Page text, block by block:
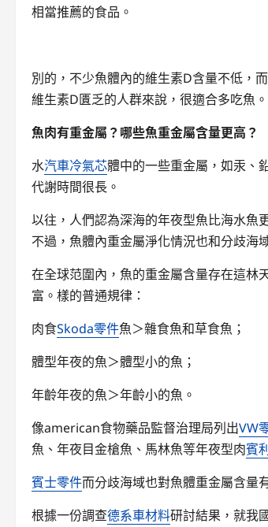
相當推薦的食品。
別的，不少魚體內的維生素D含量不低，
維生素D匱乏的人群來說，很適合多吃魚。
魚肉有重金屬？哪些魚重金屬含量更高？
水汽車冷氣芯體中的一些重金屬，如汞、
代謝時間很長。
以往，人們認為深海的年夜型魚比海水魚
不過，魚體內重金屬淨化情況也和分歧海
在全球范圍內，魚的重金屬含量存在這林
富。樣的普通規律：
肉食Skoda零件魚＞雜食魚和草食魚；
體型年夜的魚＞體型小的魚；
年齡年夜的魚＞年齡小的魚。
像american食物藥品監督治理局列出VW
魚、年夜目金槍魚、馬林魚等年夜型肉賓
賓士零件而分歧海域也對魚體重金屬含量
根據一份調查德系車材料研討結果，就我